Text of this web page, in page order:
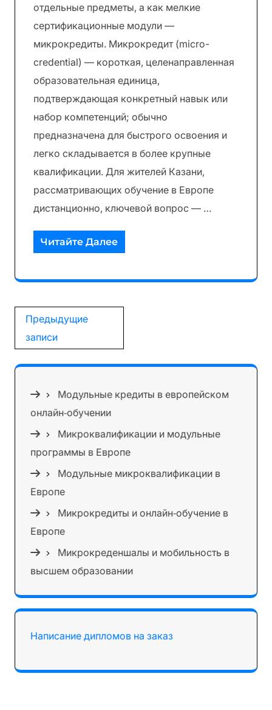
отдельные предметы, а как мелкие
сертификационные модули —
микрокредиты. Микрокредит (micro-
credential) — короткая, целенаправленная
образовательная единица,
подтверждающая конкретный навык или
набор компетенций; обычно
предназначена для быстрого освоения и
легко складывается в более крупные
квалификации. Для жителей Казани,
рассматривающих обучение в Европе
дистанционно, ключевой вопрос — …
Читайте Далее
Навигация
по
записям
Предыдущие
записи
Модульные кредиты в европейском
онлайн‑обучении
Микроквалификации и модульные
программы в Европе
Модульные микроквалификации в
Европе
Микрокредиты и онлайн‑обучение в
Европе
Микрокреденшалы и мобильность в
высшем образовании
Написание дипломов на заказ